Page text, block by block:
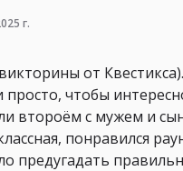
г.
от
просто, чтобы
второём с мужем и
понравился
предугадать